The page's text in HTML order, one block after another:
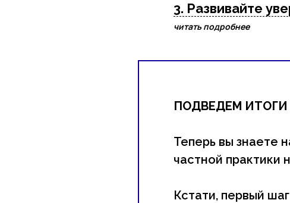
3. Развивайте
читать подробнее
ПОДВЕДЕМ ИТОГИ
Теперь вы знаете
частной практики
Кстати, первый